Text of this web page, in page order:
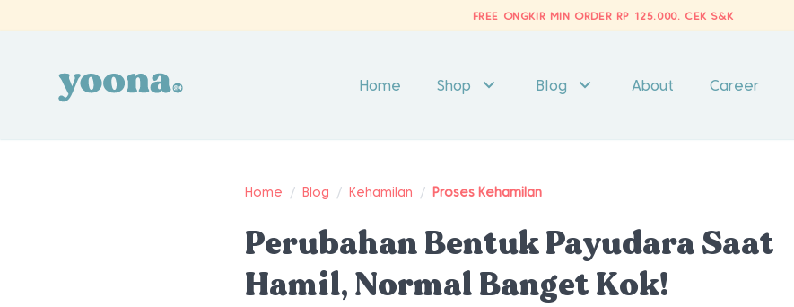
FREE ONGKIR MIN ORDER RP 125.000. CEK S&K
Home Shop Blog About Career
Home / Blog / Kehamilan / Proses Kehamilan
Perubahan Bentuk Payudara Saat
Hamil, Normal Banget Kok!